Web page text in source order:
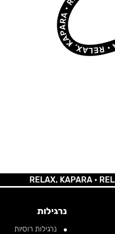
RELAX, KAPARA •RELAX,
נרגילות
נרגילות רוסיות